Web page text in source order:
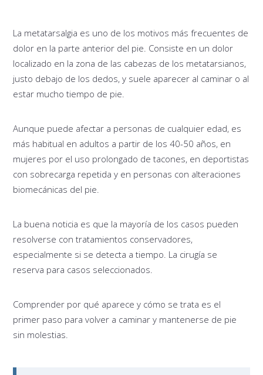
La metatarsalgia es uno de los motivos más frecuentes de
dolor en la parte anterior del pie. Consiste en un dolor
localizado en la zona de las cabezas de los metatarsianos,
justo debajo de los dedos, y suele aparecer al caminar o al
estar mucho tiempo de pie.
Aunque puede afectar a personas de cualquier edad, es
más habitual en adultos a partir de los 40-50 años, en
mujeres por el uso prolongado de tacones, en deportistas
con sobrecarga repetida y en personas con alteraciones
biomecánicas del pie.
La buena noticia es que la mayoría de los casos pueden
resolverse con tratamientos conservadores,
especialmente si se detecta a tiempo. La cirugía se
reserva para casos seleccionados.
Comprender por qué aparece y cómo se trata es el
primer paso para volver a caminar y mantenerse de pie
sin molestias.